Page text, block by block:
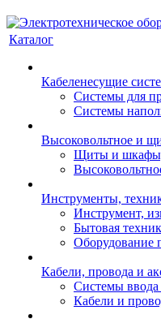
Каталог
Кабеленесущие
Системы для
Системы
Высоковольтное и
Щиты и
Инструменты,
Инструмент,
Бытовая
Оборудование
Кабели, провода и
Системы ввода
Кабели и